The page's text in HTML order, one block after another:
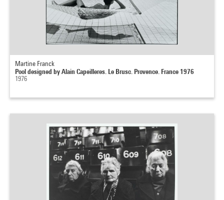
Martine Franck
Pool designed by Alain Capeilleres. Le Brusc. Provence. France 1976
1976